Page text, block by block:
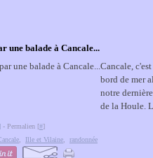
une balade à Cancale...
Cancale,
bord de mer
notre
de la Houle.
] - Permalien [#]
Ille et Vilaine randonnée